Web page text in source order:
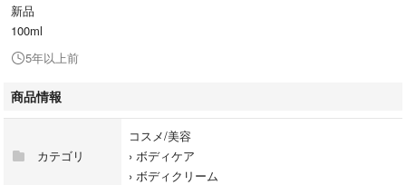
新品
100ml
5年以上前
商品情報
カテゴリ
コスメ/美容
› ボディケア
› ボディクリーム